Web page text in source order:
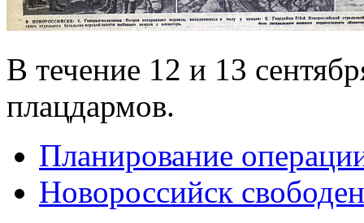
В течение 12 и 13
плацдармов.
Планирование
Новороссийск свободен